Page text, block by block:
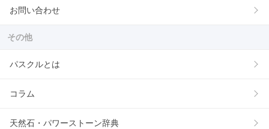
お問い合わせ
その他
パスクルとは
コラム
天然石・パワーストーン辞典